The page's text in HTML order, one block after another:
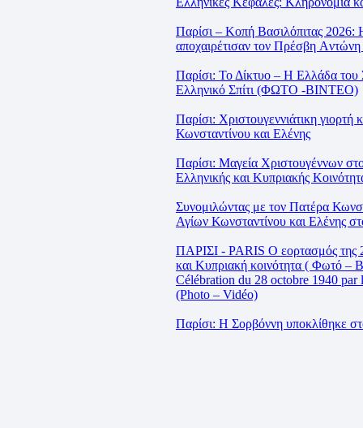
Παρίσι – Κοπή Βασιλόπιτας 2026:
αποχαιρέτισαν τον Πρέσβη
Παρίσι: Το Δίκτυο – Η Ελλάδα του
Ελληνικό Σπίτι (ΦΩΤΟ -BINTEO)
Παρίσι: Χριστουγεννιάτικη γιορτή
Κωνσταντίνου και Ελένης
Παρίσι: Μαγεία Χριστουγέννων
Ελληνικής και Κυπριακής
Συνομιλώντας με τον Πατέρα
Αγίων Κωνσταντίνου και Ελένης
ΠΑΡΙΣΙ - PARIS Ο εορτασμός της
και Κυπριακή κοινότητα ( Φωτό –
Célébration du 28 octobre 1940
(Photo – Vidéo)
Παρίσι: H Σορβόννη